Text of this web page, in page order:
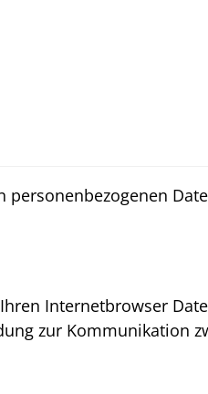
Internetbrowser
zur Kommunikation